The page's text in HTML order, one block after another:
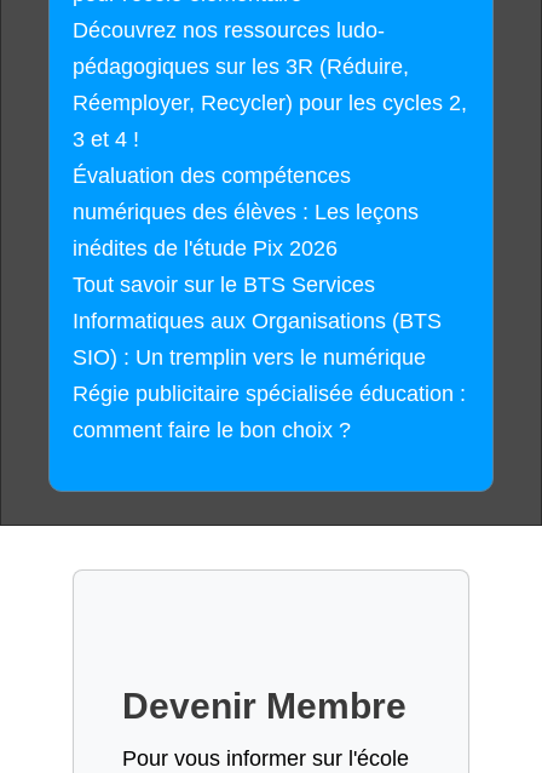
Découvrez nos ressources ludo-
pédagogiques sur les 3R (Réduire,
Réemployer, Recycler) pour les cycles 2,
3 et 4 !
Évaluation des compétences
numériques des élèves : Les leçons
inédites de l'étude Pix 2026
Tout savoir sur le BTS Services
Informatiques aux Organisations (BTS
SIO) : Un tremplin vers le numérique
Régie publicitaire spécialisée éducation :
comment faire le bon choix ?
Devenir Membre
Pour vous informer sur l'école